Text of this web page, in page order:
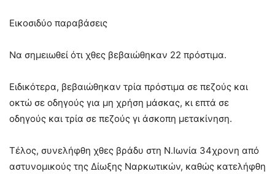
Εικοσιδύο παραβάσεις
Να σημειωθεί ότι χθες βεβαιώθηκαν 22 πρόστιμα.
Ειδικότερα, βεβαιώθηκαν τρία πρόστιμα σε πεζούς και
οκτώ σε οδηγούς για μη χρήση μάσκας, κι επτά σε
οδηγούς και τρία σε πεζούς γι άσκοπη μετακίνηση.
Τέλος, συνελήφθη χθες βράδυ στη Ν.Ιωνία 34χρονη από
αστυνομικούς της Δίωξης Ναρκωτικών, καθώς κατελήφθη